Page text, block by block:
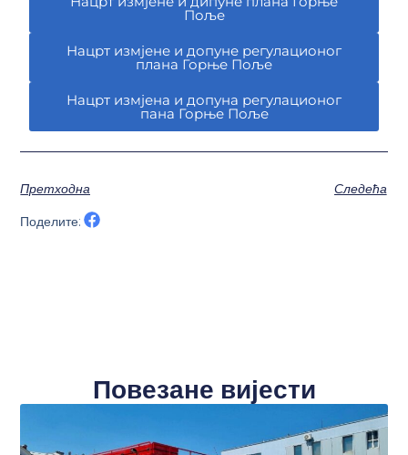
Поље
Нацрт измјене и допуне регулационог
плана Горње Поље
Нацрт измјена и допуна регулационог
пана Горње Поље
Претходна
Следећа
Поделите:
Повезане вијести